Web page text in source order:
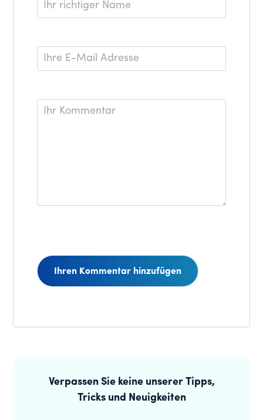
*
E-
Mail
Kommentar
Seitenleiste
Verpassen Sie keine unserer Tipps,
Tricks und Neuigkeiten